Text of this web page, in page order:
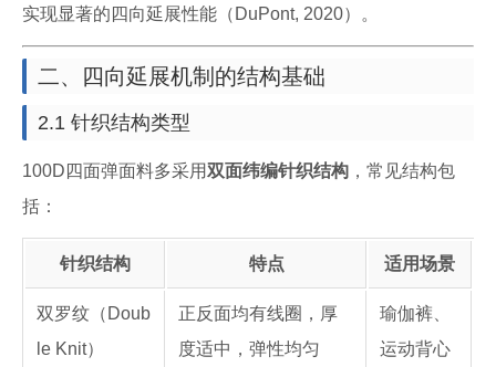
实现显著的四向延展性能（DuPont, 2020）。
二、四向延展机制的结构基础
2.1 针织结构类型
100D四面弹面料多采用双面纬编针织结构 ，常见结构包
括：
针织结构 特点 适用场景
双罗纹（Doub
le Knit）
正反面均有线圈，厚
度适中，弹性均匀
瑜伽裤、
运动背心